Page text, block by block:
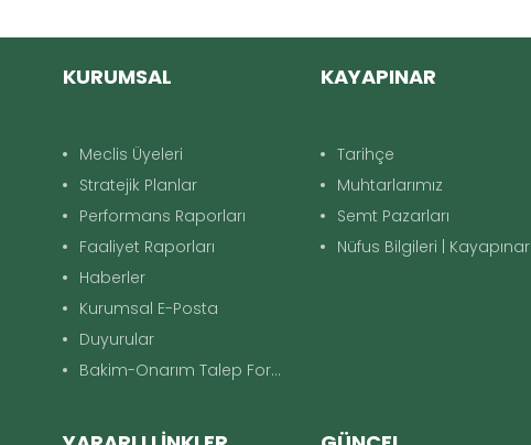
KURUMSAL
Meclis Üyeleri
Stratejik Planlar
Performans Raporları
Faaliyet Raporları
Haberler
Kurumsal E-Posta
Duyurular
Bakim-Onarım Talep Formu
KAYAPINAR
Tarihçe
Muhtarlarımız
Semt Pazarları
Nüfus Bilgileri | Kayapınar